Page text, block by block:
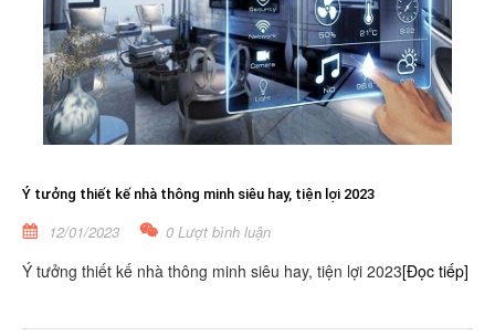
Ý tưởng thiết kế nhà thông minh siêu hay, tiện lợi 2023
12/01/2023 0 Lượt bình luận
Ý tưởng thiết kế nhà thông minh siêu hay, tiện lợi 2023[Đọc tiếp]